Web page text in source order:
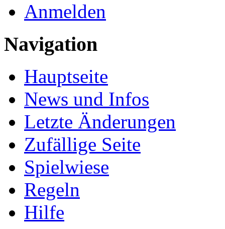
Anmelden
Navigation
Hauptseite
News und Infos
Letzte Änderungen
Zufällige Seite
Spielwiese
Regeln
Hilfe